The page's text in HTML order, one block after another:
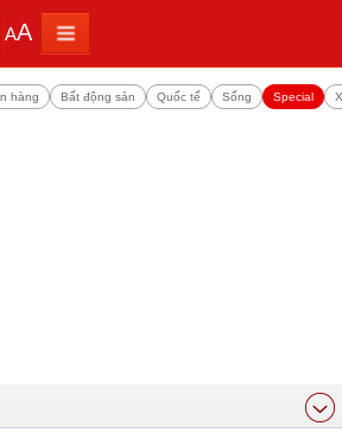
AA
hàng Bất động sản Quốc tế Sống Special